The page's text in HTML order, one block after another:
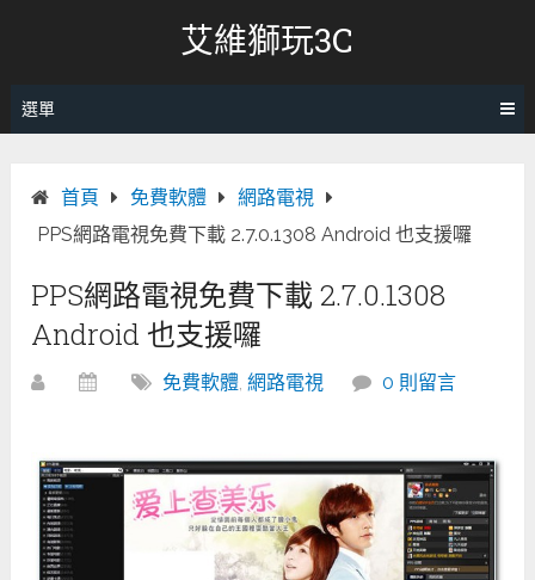
艾維獅玩3C
選單
首頁 免費軟體
網路電視
PPS網路電視免費下載 2.7.0.1308 Android 也支援囉
PPS網路電視免費下載 2.7.0.1308
Android 也支援囉
免費軟體,網路電視 0 則留言